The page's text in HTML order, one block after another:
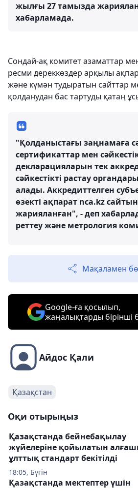
жылғы 27 тамызда
хабарламада.
Сондай-ақ комитет азаматтар
ресми дереккөздер арқылы
және күмән тудыратын сайттар
қолданудан бас тартуды қатаң
"Қолданыстағы заңнамаға
сертификаттар мен
декларацияларын тек
сәйкестікті растау
алады. Аккредиттелген
өзекті ақпарат nca.kz
жарияланған", - деп
реттеу және метрология
Мақаламен
Google-ға қосылып,
жаңалықтарды
Айдос Қали
Қазақстан
Оқи отырыңыз
18:05, Бүгін
Қазақстанда бейнебақылау
жүйелеріне қойылатын
ұлттық стандарт бекітілді
Қазақстанда мектептер үшін